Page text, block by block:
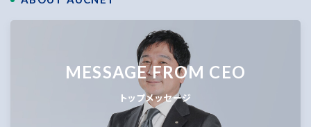
MESSAGE FROM CEO
トップメッセージ